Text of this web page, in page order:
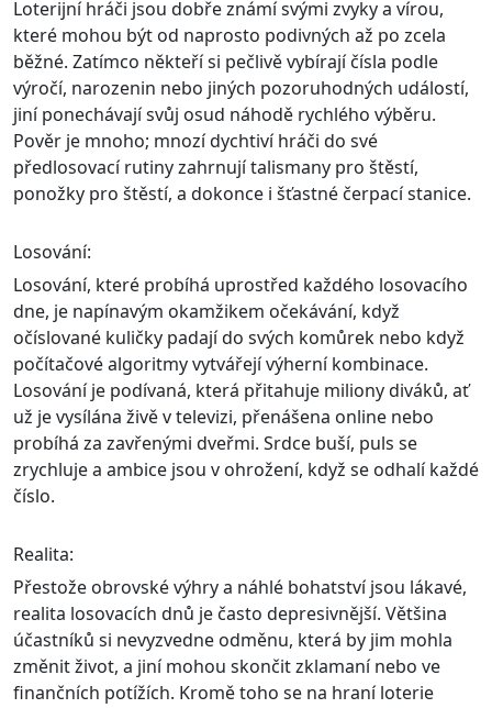
Loterijní hráči jsou dobře známí svými zvyky a vírou,
které mohou být od naprosto podivných až po zcela
běžné. Zatímco někteří si pečlivě vybírají čísla podle
výročí, narozenin nebo jiných pozoruhodných událostí,
jiní ponechávají svůj osud náhodě rychlého výběru.
Pověr je mnoho; mnozí dychtiví hráči do své
předlosovací rutiny zahrnují talismany pro štěstí,
ponožky pro štěstí, a dokonce i šťastné čerpací stanice.
Losování:
Losování, které probíhá uprostřed každého losovacího
dne, je napínavým okamžikem očekávání, když
očíslované kuličky padají do svých komůrek nebo když
počítačové algoritmy vytvářejí výherní kombinace.
Losování je podívaná, která přitahuje miliony diváků, ať
už je vysílána živě v televizi, přenášena online nebo
probíhá za zavřenými dveřmi. Srdce buší, puls se
zrychluje a ambice jsou v ohrožení, když se odhalí každé
číslo.
Realita:
Přestože obrovské výhry a náhlé bohatství jsou lákavé,
realita losovacích dnů je často depresivnější. Většina
účastníků si nevyzvedne odměnu, která by jim mohla
změnit život, a jiní mohou skončit zklamaní nebo ve
finančních potížích. Kromě toho se na hraní loterie